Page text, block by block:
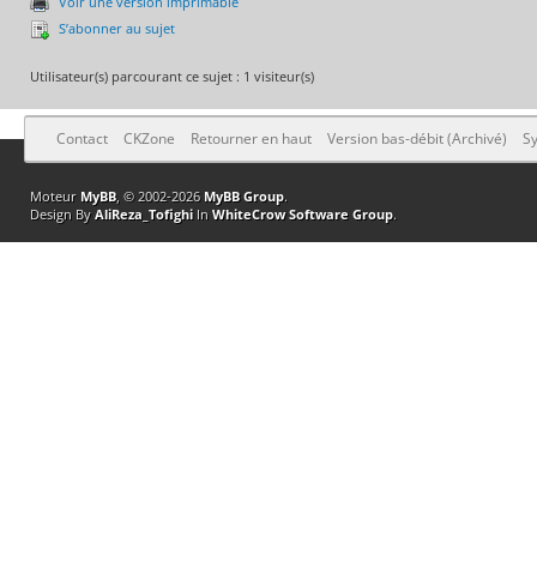
S’abonner au sujet
Utilisateur(s) parcourant ce sujet : 1 visiteur(s)
Contact CKZone Retourner en haut Version bas-débit (Archivé)
Moteur MyBB, © 2002-2026 MyBB Group.
Design By AliReza_TofighiIn WhiteCrow Software Group.